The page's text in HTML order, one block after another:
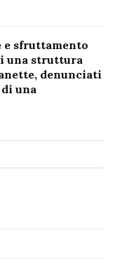
e sfruttamento
una struttura
denunciati
una